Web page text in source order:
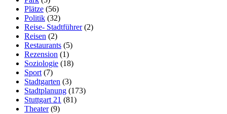
Plätze (56)
Politik (32)
Reise- Stadtführer(2)
Reisen (2)
Restaurants (5)
Rezension (1)
Soziologie (18)
Sport (7)
Stadtgarten (3)
Stadtplanung (173)
Stuttgart 21 (81)
Theater(9)